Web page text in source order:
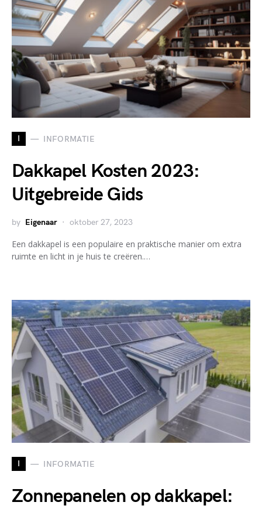
I INFORMATIE
Dakkapel Kosten 2023:
Uitgebreide Gids
by Eigenaar oktober 27, 2023
Een dakkapel is een populaire en praktische manier om extra
ruimte en licht in je huis te creëren.…
I INFORMATIE
Zonnepanelen op dakkapel: